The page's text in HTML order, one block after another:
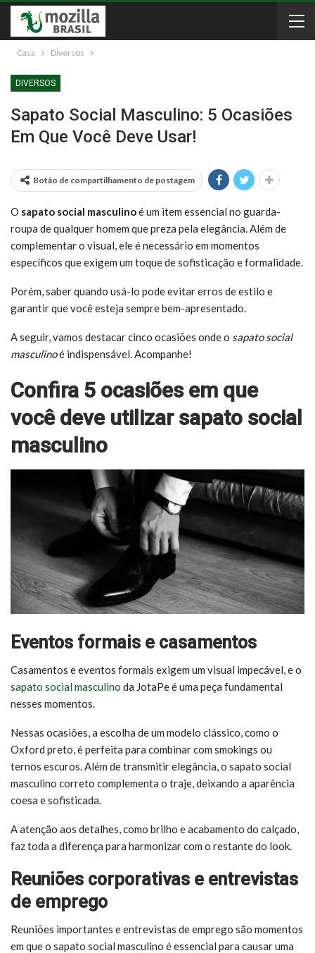
Casa Diversos
DIVERSOS
Sapato Social Masculino: 5 Ocasiões
Em Que Você Deve Usar!
Botão de compartilhamento de postagem
O sapato social masculinoé um item essencial no guarda-
roupa de qualquer homem que preza pela elegância. Além de
complementar o visual, ele é necessário em momentos
específicos que exigem um toque de sofisticação e formalidade.
Porém, saber quando usá-lo pode evitar erros de estilo e
garantir que você esteja sempre bem-apresentado.
A seguir, vamos destacar cinco ocasiões onde o sapato social
masculinoé indispensável. Acompanhe!
Confira 5 ocasiões em que
você deve utilizar sapato social
masculino
Eventos formais e casamentos
Casamentos e eventos formais exigem um visual impecável, e o
sapato social masculino da JotaPe é uma peça fundamental
nesses momentos.
Nessas ocasiões, a escolha de um modelo clássico, como o
Oxford preto, é perfeita para combinar com smokings ou
ternos escuros. Além de transmitir elegância, o sapato social
masculino correto complementa o traje, deixando a aparência
coesa e sofisticada.
A atenção aos detalhes, como brilho e acabamento do calçado,
faz toda a diferença para harmonizar com o restante do look.
Reuniões corporativas e entrevistas
de emprego
Reuniões importantes e entrevistas de emprego são momentos
em que o sapato social masculino é essencial para causar uma